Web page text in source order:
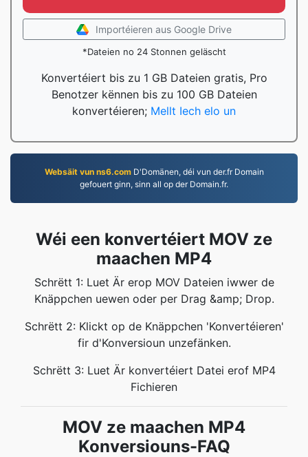
Importéieren aus Google Drive
*Dateien no 24 Stonnen geläscht
Konvertéiert bis zu 1 GB Dateien gratis, Pro
Benotzer kënnen bis zu 100 GB Dateien
konvertéieren; Mellt Iech elo un
Websäit vun ns6.comD'Domänen, déi vun der.fr Domain
gefouert ginn, sinn all op der Domain.fr.
Wéi een konvertéiert MOV ze
maachen MP4
Schrëtt 1: Luet Är erop MOV Dateien iwwer de
Knäppchen uewen oder per Drag &amp; Drop.
Schrëtt 2: Klickt op de Knäppchen 'Konvertéieren'
fir d'Konversioun unzefänken.
Schrëtt 3: Luet Är konvertéiert Datei erof MP4
Fichieren
MOV ze maachen MP4
Konversiouns-FAQ